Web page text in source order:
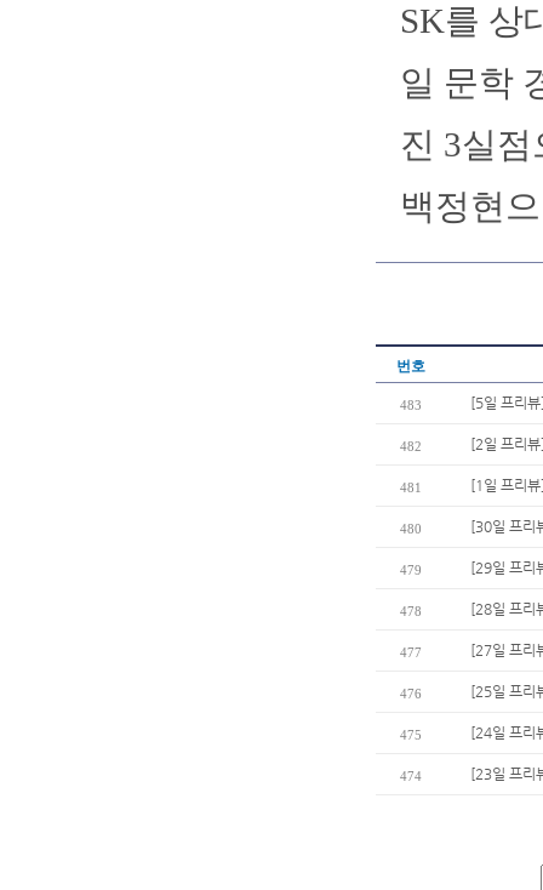
SK를 상
일 문학
진 3실
백정현
번호
483 [5일 프리
482 [2일 프리
481 [1일 프리
480 [30일 프리
479 [29일 프리
478 [28일 프리
477 [27일 프리
476 [25일 프리
475 [24일 프리
474 [23일 프리